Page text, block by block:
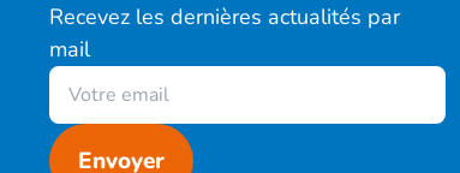
Recevez les dernières actualités par
mail